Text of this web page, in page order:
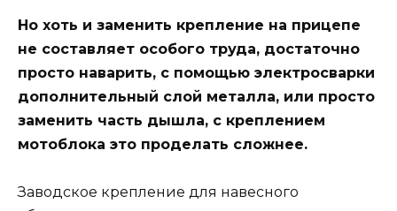
Но хоть и заменить крепление на прицепе
не составляет особого труда, достаточно
просто наварить, с помощью электросварки
дополнительный слой металла, или просто
заменить часть дышла, с креплением
мотоблока это проделать сложнее.
Заводское крепление для навесного